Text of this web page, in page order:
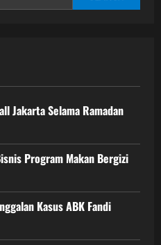
Jakarta Selama Ramadan
Program Makan Bergizi
Kasus ABK Fandi